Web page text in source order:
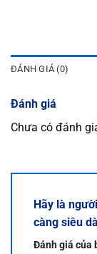
ĐÁNH GIÁ (0)
Đánh giá
Chưa có đánh
Hãy là
càng siêu
Đánh giá của